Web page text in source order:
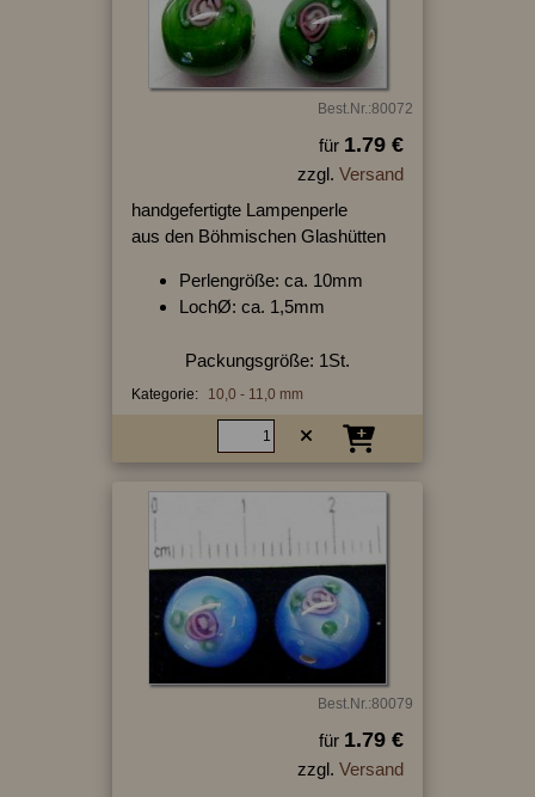
Best.Nr.:80072
für 1.79 €
zzgl. Versand
handgefertigte Lampenperle
aus den Böhmischen Glashütten
Perlengröße: ca. 10mm
LochØ: ca. 1,5mm
Packungsgröße: 1St.
Kategorie: 10,0 - 11,0 mm
Best.Nr.:80079
für 1.79 €
zzgl. Versand